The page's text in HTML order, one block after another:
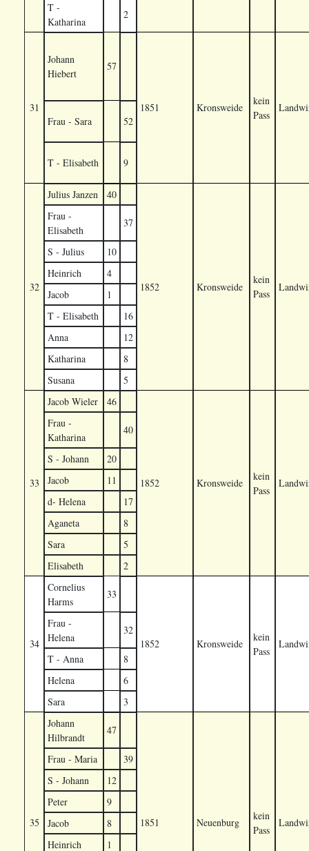
T -
Katharina
2
31
Johann
Hiebert
57
1851 Kronsweide
kein
Pass
Frau - Sara
52
T - Elisabeth 9
32
Julius Janzen 40
1852 Kronsweide
kein
Pass
Frau -
Elisabeth
37
S - Julius
10
Heinrich
4
Jacob
1
T - Elisabeth
16
Anna
12
Katharina
8
Susana
5
33
Jacob Wieler 46
1852 Kronsweide
kein
Pass
Frau -
Katharina
40
S - Johann
20
Jacob
11
d- Helena
17
Aganeta
8
Sara
5
Elisabeth
2
34
Cornelius
Harms
33
1852 Kronsweide
kein
Pass
Frau -
Helena
32
T - Anna
8
Helena
6
Sara
3
35
Johann
Hilbrandt
47
1851 Neuenburg
kein
Pass
Frau - Maria
39
S - Johann
12
Peter
9
Jacob
8
Heinrich
1